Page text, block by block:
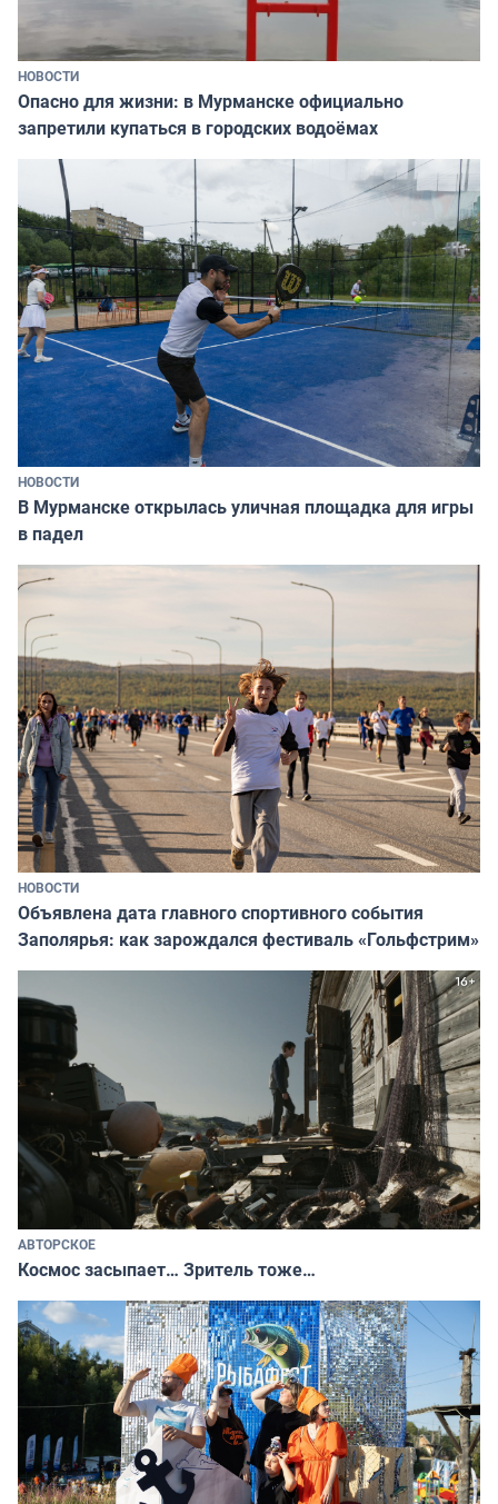
НОВОСТИ
Опасно для жизни: в Мурманске официально
запретили купаться в городских водоёмах
НОВОСТИ
В Мурманске открылась уличная площадка для игры
в падел
НОВОСТИ
Объявлена дата главного спортивного события
Заполярья: как зарождался фестиваль «Гольфстрим»
АВТОРСКОЕ
Космос засыпает… Зритель тоже…